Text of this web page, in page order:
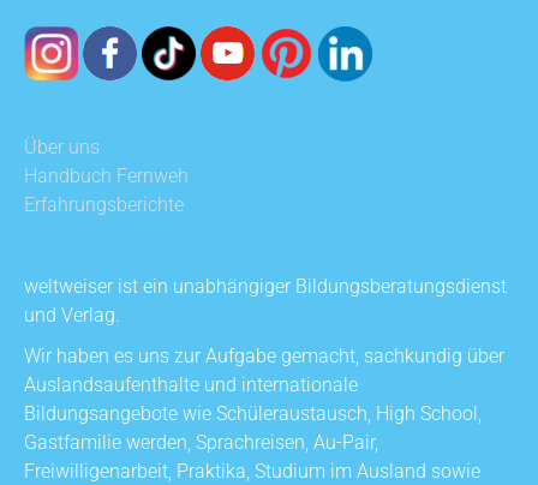
Über uns
Handbuch Fernweh
Erfahrungsberichte
weltweiser ist ein unabhängiger Bildungsberatungsdienst
und Verlag.
Wir haben es uns zur Aufgabe gemacht, sachkundig über
Auslandsaufenthalte und internationale
Bildungsangebote wie Schüleraustausch, High School,
Gastfamilie werden, Sprachreisen, Au-Pair,
Freiwilligenarbeit, Praktika, Studium im Ausland sowie